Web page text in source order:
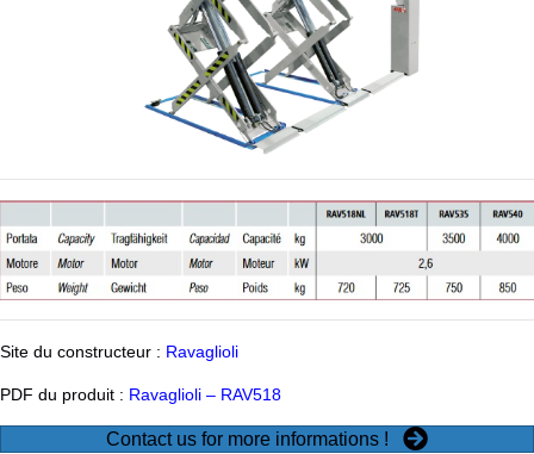
Site du constructeur : Ravaglioli
PDF du produit : Ravaglioli – RAV518
Contact us for more informations !